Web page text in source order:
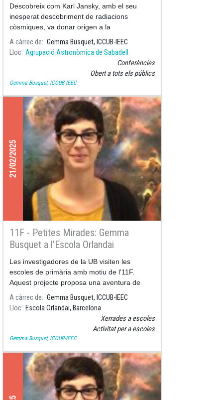
Descobreix com Karl Jansky, amb el seu
inesperat descobriment de radiacions
còsmiques, va donar origen a la
radioastronomia, una nova finestra per
observar l’univers.
A càrrec de
Gemma Busquet, ICCUB-IEEC
Lloc Agrupació Astronòmica de Sabadell
Conferències
Obert a tots els públics
Gemma Busquet, ICCUB-IEEC
21/02/2025
11F - Petites Mirades: Gemma
Busquet a l'Escola Orlandai
Les investigadores de la UB visiten les
escoles de primària amb motiu de l'11F.
Aquest projecte proposa una aventura de
descoberta de la ciència sota el guiatge d'una
investigadora de la UB.
A càrrec de
Gemma Busquet, ICCUB-IEEC
Lloc Escola Orlandai, Barcelona
Xerrades a escoles
Activitat per a escoles
Gemma Busquet, ICCUB-IEEC